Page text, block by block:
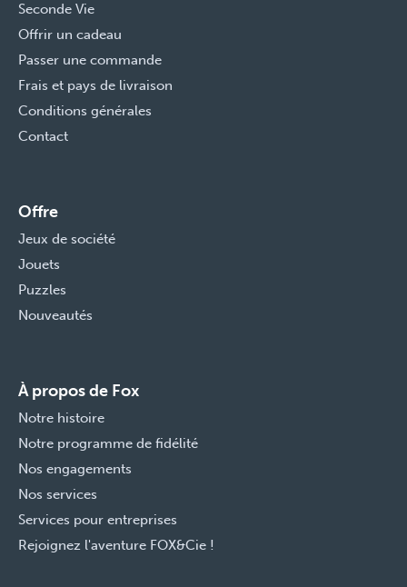
Seconde Vie
Offrir un cadeau
Passer une commande
Frais et pays de livraison
Conditions générales
Contact
Offre
Jeux de société
Jouets
Puzzles
Nouveautés
À propos de Fox
Notre histoire
Notre programme de fidélité
Nos engagements
Nos services
Services pour entreprises
Rejoignez l'aventure FOX&Cie !